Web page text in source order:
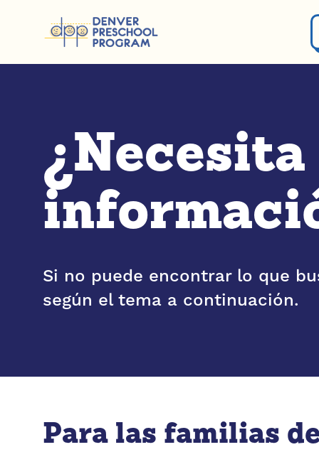
¿Necesita
Si no puede encontrar lo que
según el tema a continuación.
Para las familias